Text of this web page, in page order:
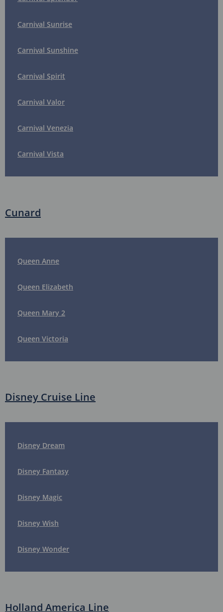
Carnival Sunrise
Carnival Sunshine
Carnival Spirit
Carnival Valor
Carnival Venezia
Carnival Vista
Cunard
Queen Anne
Queen Elizabeth
Queen Mary 2
Queen Victoria
Disney Cruise Line
Disney Dream
Disney Fantasy
Disney Magic
Disney Wish
Disney Wonder
Holland America Line